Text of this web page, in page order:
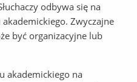
odbywa się na
Zwyczajne
być organizacyjne lub
akademickiego na